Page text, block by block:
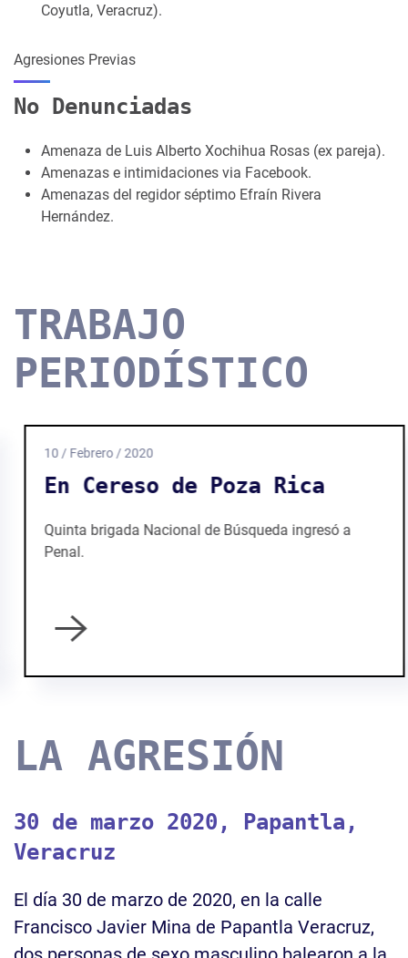
Coyutla, Veracruz).
Agresiones Previas
No Denunciadas
Amenaza de Luis Alberto Xochihua Rosas (ex pareja).
Amenazas e intimidaciones via Facebook.
Amenazas del regidor séptimo Efraín Rivera
Hernández.
TRABAJO
PERIODÍSTICO
10 / Febrero / 2020
En Cereso de Poza Rica
Quinta brigada Nacional de Búsqueda ingresó a
Penal.
LA AGRESIÓN
30 de marzo 2020, Papantla,
Veracruz
El día 30 de marzo de 2020, en la calle
Francisco Javier Mina de Papantla Veracruz,